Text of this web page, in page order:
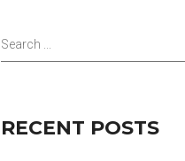
Search ...
RECENT POSTS